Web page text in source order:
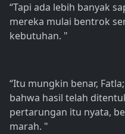
“Tapi ada lebih banyak
mereka mulai bentrok
kebutuhan. "
“Itu mungkin benar,
bahwa hasil telah
pertarungan itu nyata,
marah. "